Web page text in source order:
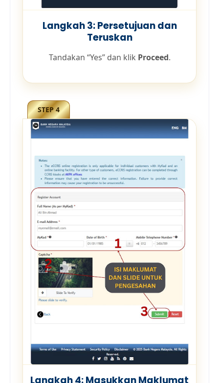
Langkah 3: Persetujuan dan
Teruskan
Tandakan “Yes” dan klik Proceed.
STEP 4
Langkah 4: Masukkan Maklumat